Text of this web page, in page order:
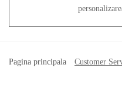
Pagina principala Customer